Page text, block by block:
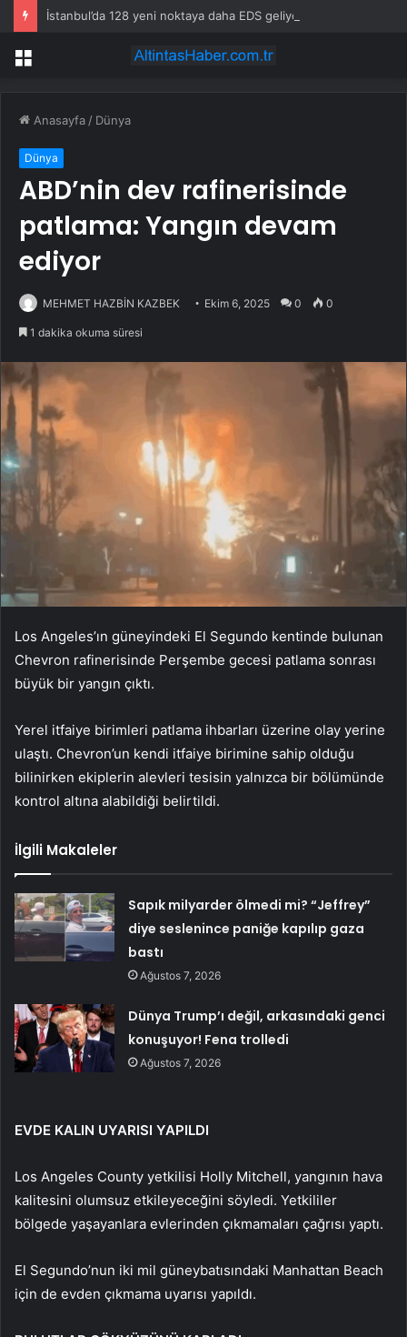
İstanbul’da 128 yeni noktaya daha EDS geliyor
Menü
Anasayfa / Dünya
Dünya
ABD’nin dev rafinerisinde
patlama: Yangın devam
ediyor
MEHMET HAZBİN KAZBEK Ekim 6, 2025 0 0
1 dakika okuma süresi
Los Angeles’ın güneyindeki El Segundo kentinde bulunan
Chevron rafinerisinde Perşembe gecesi patlama sonrası
büyük bir yangın çıktı.
Yerel itfaiye birimleri patlama ihbarları üzerine olay yerine
ulaştı. Chevron’un kendi itfaiye birimine sahip olduğu
bilinirken ekiplerin alevleri tesisin yalnızca bir bölümünde
kontrol altına alabildiği belirtildi.
İlgili Makaleler
Sapık milyarder ölmedi mi? “Jeffrey”
diye seslenince paniğe kapılıp gaza
bastı
Ağustos 7, 2026
Dünya Trump’ı değil, arkasındaki genci
konuşuyor! Fena trolledi
Ağustos 7, 2026
EVDE KALIN UYARISI YAPILDI
Los Angeles County yetkilisi Holly Mitchell, yangının hava
kalitesini olumsuz etkileyeceğini söyledi. Yetkililer
bölgede yaşayanlara evlerinden çıkmamaları çağrısı yaptı.
El Segundo’nun iki mil güneybatısındaki Manhattan Beach
için de evden çıkmama uyarısı yapıldı.